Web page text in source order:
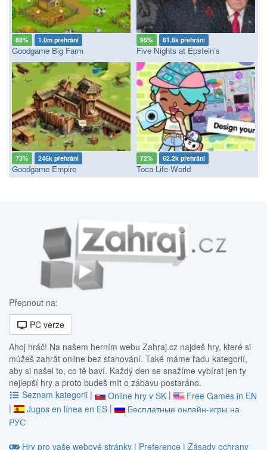
88% 1.0m přehrání
Goodgame Big Farm
95% 61.6k přehrání
Five Nights at Epstein’s
73% 246k přehrání
Goodgame Empire
72% 62.2k přehrání
Toca Life World
Přepnout na:
PC verze
Ahoj hráč! Na našem herním webu Zahraj.cz najdeš hry, které si
můžeš zahrát online bez stahování. Také máme řadu kategorií,
aby si našel to, co tě baví. Každý den se snažíme vybírat jen ty
nejlepší hry a proto budeš mít o zábavu postaráno.
Seznam kategorii | Online hry v SK |
Free Games in EN
|
Jugos en línea en ES |
Бесплатные онлайн-игры на
РУС
Hry pro vaše webové stránky | Preference | Zásady ochrany